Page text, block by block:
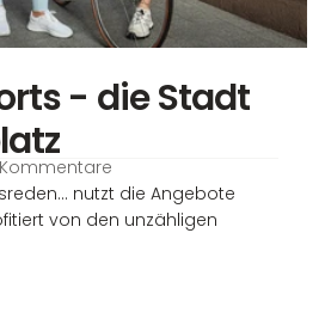
- die Stadt
nutzt die Angebote
von den unzähligen